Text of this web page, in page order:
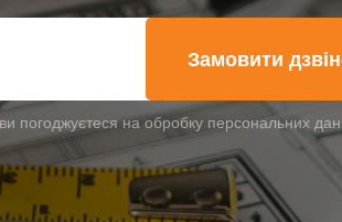
Замовити
погоджуєтеся на обробку персональних